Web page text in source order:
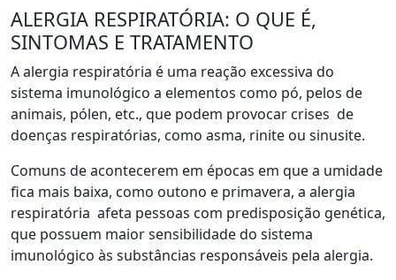
ALERGIA RESPIRATÓRIA: O QUE É,
SINTOMAS E TRATAMENTO
A alergia respiratória é uma reação excessiva do
sistema imunológico a elementos como pó, pelos de
animais, pólen, etc., que podem provocar crises de
doenças respiratórias, como asma, rinite ou sinusite.
Comuns de acontecerem em épocas em que a umidade
fica mais baixa, como outono e primavera, a alergia
respiratória afeta pessoas com predisposição genética,
que possuem maior sensibilidade do sistema
imunológico às substâncias responsáveis pela alergia.